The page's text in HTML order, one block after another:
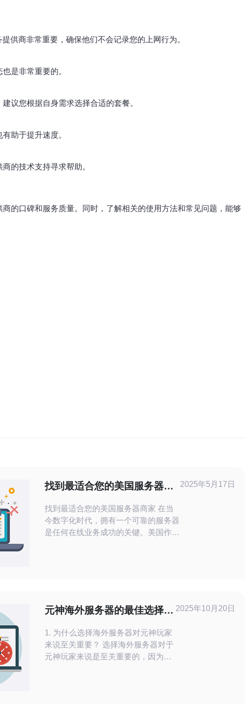
供商非常重要，确保他们不会记录您的上网行为。
是非常重要的。
议您根据自身需求选择合适的套餐。
助于提升速度。
的技术支持寻求帮助。
的口碑和服务质量。同时，了解相关的使用方法和常见问题，能够
找到最适合您的美国服务器商
找到最适合您的美国服务器商家 在当
今数字化时代，拥有一个可靠的服务器
是任何在线业务成功的关键。美国作为
素需要考虑： 价格：服务器租用费用
是否合理，是否符合
2025年5月17日
元神海外服务器的最佳选择与
1. 为什么选择海外服务器对元神玩家
来说至关重要？ 选择海外服务器对于
元神玩家来说是至关重要的，因为它
2025年10月20日